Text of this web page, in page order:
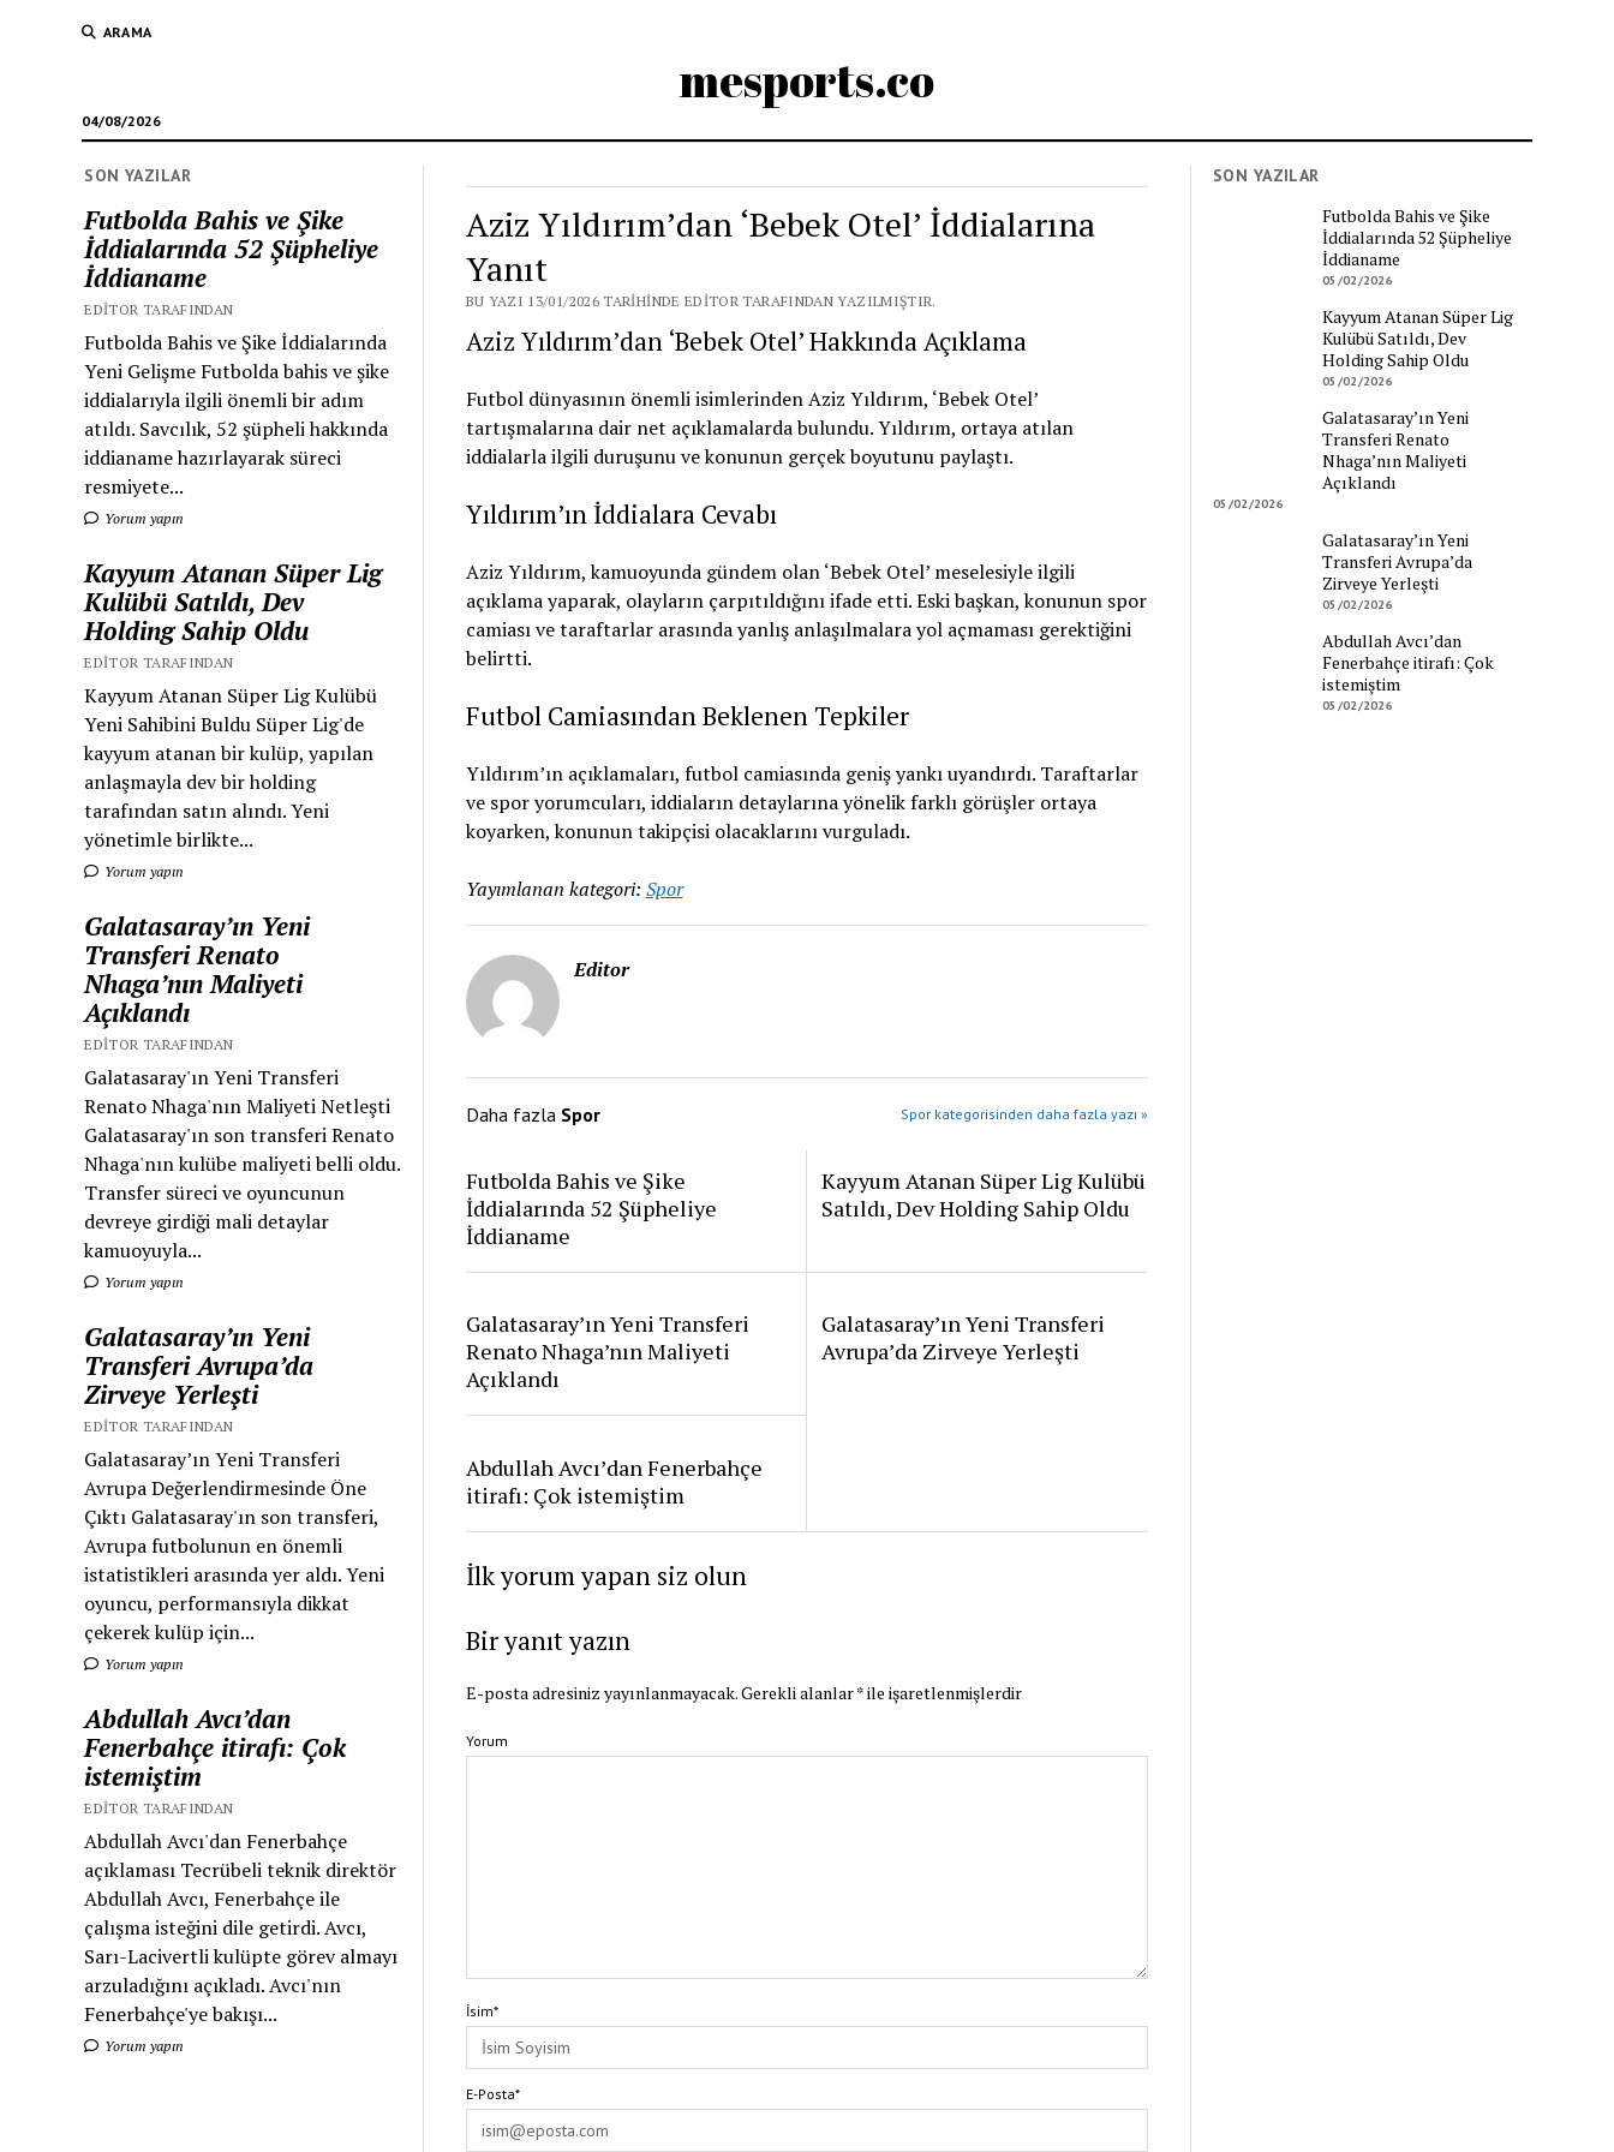
ARAMA
mesports.co
04/08/2026
SON YAZILAR
Futbolda Bahis ve Şike
İddialarında 52 Şüpheliye
İddianame
EDITOR TARAFINDAN
Futbolda Bahis ve Şike İddialarında
Yeni Gelişme Futbolda bahis ve şike
iddialarıyla ilgili önemli bir adım
atıldı. Savcılık, 52 şüpheli hakkında
iddianame hazırlayarak süreci
resmiyete...
Yorum yapın
Kayyum Atanan Süper Lig
Kulübü Satıldı, Dev
Holding Sahip Oldu
EDITOR TARAFINDAN
Kayyum Atanan Süper Lig Kulübü
Yeni Sahibini Buldu Süper Lig'de
kayyum atanan bir kulüp, yapılan
anlaşmayla dev bir holding
tarafından satın alındı. Yeni
yönetimle birlikte...
Yorum yapın
Galatasaray’ın Yeni
Transferi Renato
Nhaga’nın Maliyeti
Açıklandı
EDITOR TARAFINDAN
Galatasaray'ın Yeni Transferi
Renato Nhaga'nın Maliyeti Netleşti
Galatasaray'ın son transferi Renato
Nhaga'nın kulübe maliyeti belli oldu.
Transfer süreci ve oyuncunun
devreye girdiği mali detaylar
kamuoyuyla...
Yorum yapın
Galatasaray’ın Yeni
Transferi Avrupa’da
Zirveye Yerleşti
EDITOR TARAFINDAN
Galatasaray’ın Yeni Transferi
Avrupa Değerlendirmesinde Öne
Çıktı Galatasaray'ın son transferi,
Avrupa futbolunun en önemli
istatistikleri arasında yer aldı. Yeni
oyuncu, performansıyla dikkat
çekerek kulüp için...
Yorum yapın
Abdullah Avcı’dan
Fenerbahçe itirafı: Çok
istemiştim
EDITOR TARAFINDAN
Abdullah Avcı'dan Fenerbahçe
açıklaması Tecrübeli teknik direktör
Abdullah Avcı, Fenerbahçe ile
çalışma isteğini dile getirdi. Avcı,
Sarı-Lacivertli kulüpte görev almayı
arzuladığını açıkladı. Avcı'nın
Fenerbahçe'ye bakışı...
Yorum yapın
Aziz Yıldırım’dan ‘Bebek Otel’ İddialarına
Yanıt
BU YAZI 13/01/2026 TARIHINDE EDITOR TARAFINDAN YAZILMIŞTIR.
Aziz Yıldırım’dan ‘Bebek Otel’ Hakkında Açıklama
Futbol dünyasının önemli isimlerinden Aziz Yıldırım, ‘Bebek Otel’
tartışmalarına dair net açıklamalarda bulundu. Yıldırım, ortaya atılan
iddialarla ilgili duruşunu ve konunun gerçek boyutunu paylaştı.
Yıldırım’ın İddialara Cevabı
Aziz Yıldırım, kamuoyunda gündem olan ‘Bebek Otel’ meselesiyle ilgili
açıklama yaparak, olayların çarpıtıldığını ifade etti. Eski başkan, konunun spor
camiası ve taraftarlar arasında yanlış anlaşılmalara yol açmaması gerektiğini
belirtti.
Futbol Camiasından Beklenen Tepkiler
Yıldırım’ın açıklamaları, futbol camiasında geniş yankı uyandırdı. Taraftarlar
ve spor yorumcuları, iddiaların detaylarına yönelik farklı görüşler ortaya
koyarken, konunun takipçisi olacaklarını vurguladı.
Yayımlanan kategori: Spor
Editor
Daha fazla Spor Spor kategorisinden daha fazla yazı »
Futbolda Bahis ve Şike
İddialarında 52 Şüpheliye
İddianame
Kayyum Atanan Süper Lig Kulübü
Satıldı, Dev Holding Sahip Oldu
Galatasaray’ın Yeni Transferi
Renato Nhaga’nın Maliyeti
Açıklandı
Galatasaray’ın Yeni Transferi
Avrupa’da Zirveye Yerleşti
Abdullah Avcı’dan Fenerbahçe
itirafı: Çok istemiştim
İlk yorum yapan siz olun
Bir yanıt yazın
E-posta adresiniz yayınlanmayacak.Gerekli alanlar*ile işaretlenmişlerdir
Yorum
İsim*
E-Posta*
SON YAZILAR
Futbolda Bahis ve Şike
İddialarında 52 Şüpheliye
İddianame
05/02/2026
Kayyum Atanan Süper Lig
Kulübü Satıldı, Dev
Holding Sahip Oldu
05/02/2026
Galatasaray’ın Yeni
Transferi Renato
Nhaga’nın Maliyeti
Açıklandı
05/02/2026
Galatasaray’ın Yeni
Transferi Avrupa’da
Zirveye Yerleşti
05/02/2026
Abdullah Avcı’dan
Fenerbahçe itirafı: Çok
istemiştim
05/02/2026